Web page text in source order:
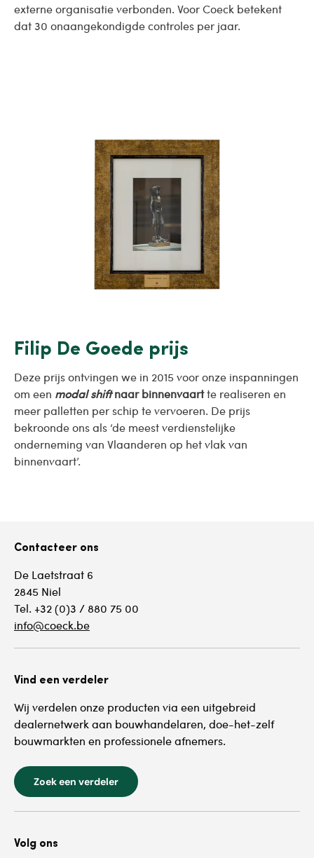
externe organisatie verbonden. Voor Coeck betekent
dat 30 onaangekondigde controles per jaar.
Filip De Goede prijs
Deze prijs ontvingen we in 2015 voor onze inspanningen
om een modal shiftnaar binnenvaartte realiseren en
meer palletten per schip te vervoeren. De prijs
bekroonde ons als ‘de meest verdienstelijke
onderneming van Vlaanderen op het vlak van
binnenvaart’.
Contacteer ons
De Laetstraat 6
2845 Niel
Tel. +32 (0)3 / 880 75 00
info@coeck.be
Vind een verdeler
Wij verdelen onze producten via een uitgebreid
dealernetwerk aan bouwhandelaren, doe-het-zelf
bouwmarkten en professionele afnemers.
Zoek een verdeler
Volg ons